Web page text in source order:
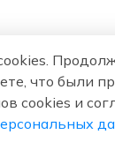
что были
cookies и